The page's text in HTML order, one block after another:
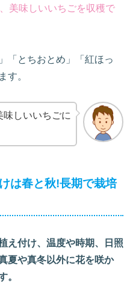
美味しいいちごを収穫で
「とちおとめ」「紅ほっ
す。
しいいちごに
は春と秋!長期で栽培
え付け、温度や時期、日照
夏や真冬以外に花を咲か
。